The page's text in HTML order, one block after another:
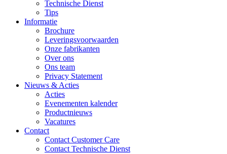
Technische Dienst
Tips
Informatie
Brochure
Leveringsvoorwaarden
Onze fabrikanten
Over ons
Ons team
Privacy Statement
Nieuws & Acties
Acties
Evenementen kalender
Productnieuws
Vacatures
Contact
Contact Customer Care
Contact Technische Dienst